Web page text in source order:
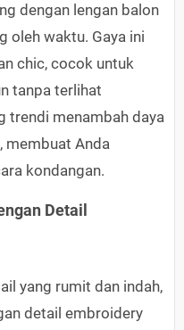
dengan lengan balon
oleh waktu. Gaya ini
chic, cocok untuk
tanpa terlihat
trendi menambah daya
membuat Anda
kondangan.
Detail
yang rumit dan indah,
detail embroidery